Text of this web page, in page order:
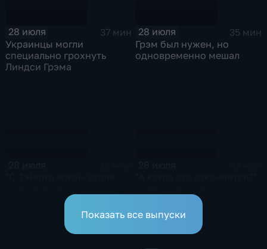
28 июля
37 мин
Украинцы могли
специально грохнуть
Линдси Грэма
28 июля
35 мин
Грэм был нужен, но
одновременно мешал
Показать все выпуски